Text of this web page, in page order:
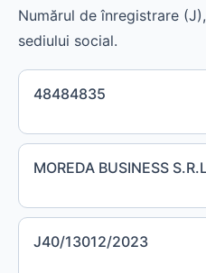
Numărul de înregistrare
sediului social.
48484835
MOREDA BUSINESS
J40/13012/2023